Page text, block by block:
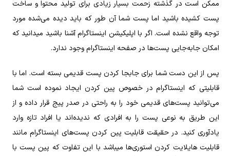
ممکن است در گذشته زحمت بسیار زیادی برای تولید محتوا و ساخت
پست کشیده باشید اما پست شما آن طور که باید دیده می‌شده مورد
توجه واقع نشده است. اگر با اپلیکیشن اینستاگرام آشنا باشید میدانید که
امکان جابه‌جایی پست‌ها در صفحه اینستاگرام وجود ندارد.
پس از این دست شما برای جابجا کردن پست قدیمی بسته است. اما با
قابلیتی که اینستاگرام در خصوص پین کردن ایجاد نموده است شما
می‌توانید پست‌های قدیمی خود را به راحتی در صدر پیج قرار داده و از
این طریق به نوعی پست را به افرادی که ندیده‌اند یا افراد تازه وارد
یادآوری کنید. در حقیقت قابلیت پین کردن پست‌های اینستاگرام مانند
قابلیت هایلایت کردن استوری‌ها میباشد با این تفاوت که پین پست با